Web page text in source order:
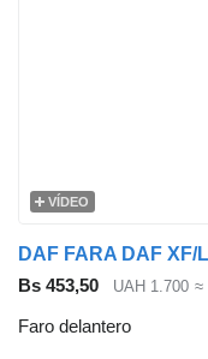
VÍDEO
Bs 453,50 UAH 1.700 ≈
Faro delantero